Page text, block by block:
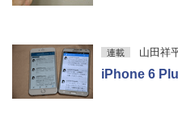
連載 山田祥
iPhone 6